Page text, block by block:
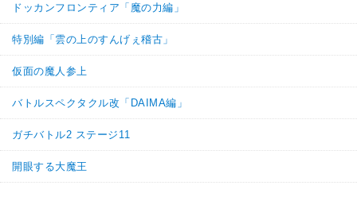
ドッカンフロンティア「魔の力編」
特別編「雲の上のすんげぇ稽古」
仮面の魔人参上
バトルスペクタクル改「DAIMA編」
ガチバトル2 ステージ11
開眼する大魔王